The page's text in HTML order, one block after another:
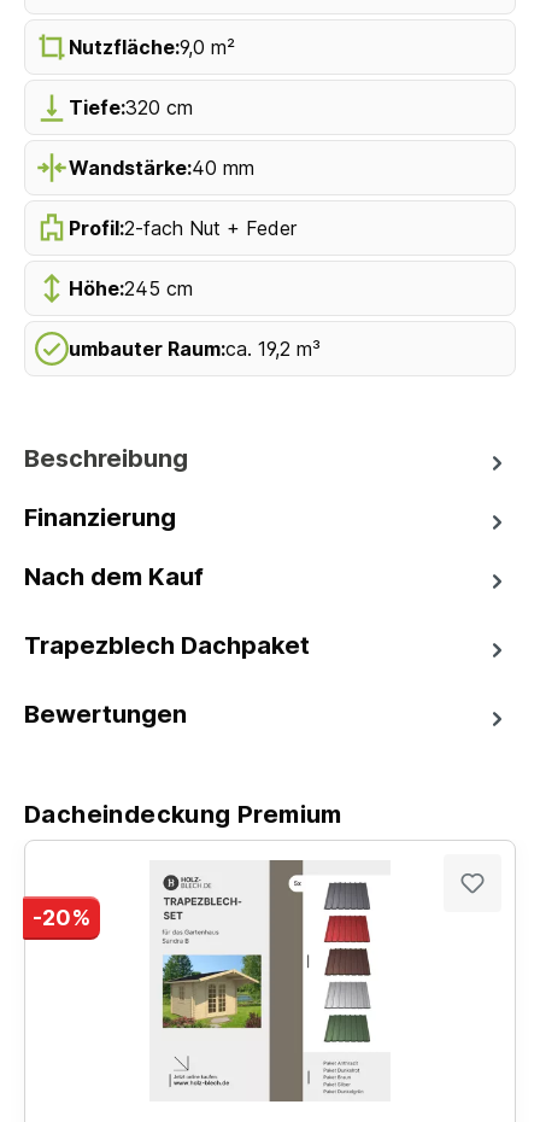
Nutzfläche:9,0 m²
Tiefe:320 cm
Wandstärke:40 mm
Profil:2-fach Nut + Feder
Höhe:245 cm
umbauter Raum:ca. 19,2 m³
Beschreibung
Finanzierung
Nach dem Kauf
Trapezblech Dachpaket
Bewertungen
Dacheindeckung Premium
-20%